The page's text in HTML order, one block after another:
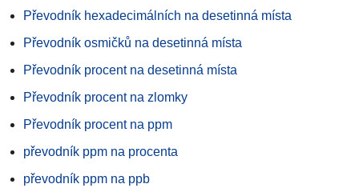
Převodník hexadecimálních na desetinná místa
Převodník osmičků na desetinná místa
Převodník procent na desetinná místa
Převodník procent na zlomky
Převodník procent na ppm
převodník ppm na procenta
převodník ppm na ppb